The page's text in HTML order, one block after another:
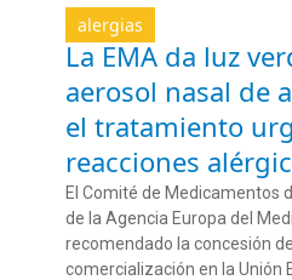
alergias
La EMA da luz
aerosol nasal de
el tratamiento
reacciones
El Comité de Medicamentos
de la Agencia Europa del
recomendado la concesión
comercialización en la Unión